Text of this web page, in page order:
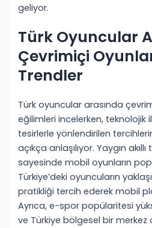
geliyor.
Türk Oyuncular
Çevrimiçi
Trendler
Türk oyuncular arasında
eğilimleri incelerken, teknolojik
tesirlerle yönlendirilen
açıkça anlaşılıyor. Yaygın
sayesinde mobil oyunların
Türkiye’deki oyuncuların
pratikliği tercih ederek mobil
Ayrıca, e-spor popülaritesi
ve Türkiye bölgesel bir merkez